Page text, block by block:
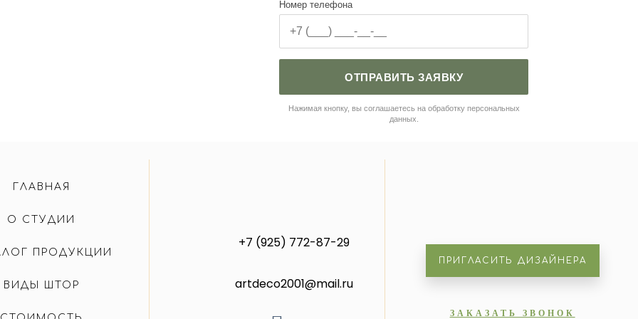
Номер телефона
ОТПРАВИТЬ ЗАЯВКУ
Нажимая кнопку, вы соглашаетесь на обработку персональных
данных.
ГЛАВНАЯ
О СТУДИИ
ПРОДУКЦИИ
ВИДЫ ШТОР
+7 (925) 772-87-29
artdeco2001@mail.ru
ПРИГЛАСИТЬ ДИЗАЙНЕРА
ЗАКАЗАТЬ ЗВОНОК